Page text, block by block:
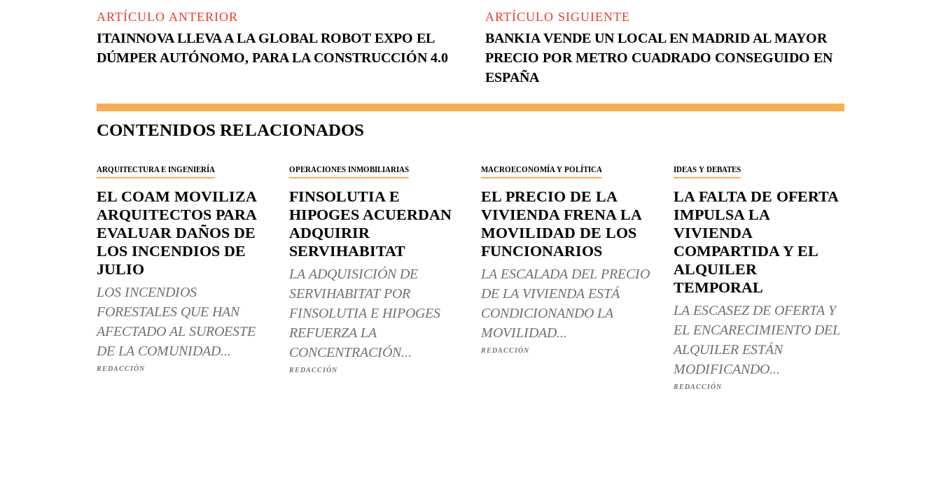
ARTÍCULO ANTERIOR
ITAINNOVA LLEVA A LA GLOBAL ROBOT EXPO EL
DÚMPER AUTÓNOMO, PARA LA CONSTRUCCIÓN 4.0
ARTÍCULO SIGUIENTE
BANKIA VENDE UN LOCAL EN MADRID AL MAYOR
PRECIO POR METRO CUADRADO CONSEGUIDO EN
ESPAÑA
CONTENIDOS RELACIONADOS
ARQUITECTURA E INGENIERÍA
EL COAM MOVILIZA
ARQUITECTOS PARA
EVALUAR DAÑOS DE
LOS INCENDIOS DE
JULIO
LOS INCENDIOS
FORESTALES QUE HAN
AFECTADO AL SUROESTE
DE LA COMUNIDAD...
REDACCIÓN
OPERACIONES INMOBILIARIAS
FINSOLUTIA E
HIPOGES ACUERDAN
ADQUIRIR
SERVIHABITAT
LA ADQUISICIÓN DE
SERVIHABITAT POR
FINSOLUTIA E HIPOGES
REFUERZA LA
CONCENTRACIÓN...
REDACCIÓN
MACROECONOMÍA Y POLÍTICA
EL PRECIO DE LA
VIVIENDA FRENA LA
MOVILIDAD DE LOS
FUNCIONARIOS
LA ESCALADA DEL PRECIO
DE LA VIVIENDA ESTÁ
CONDICIONANDO LA
MOVILIDAD...
REDACCIÓN
IDEAS Y DEBATES
LA FALTA DE OFERTA
IMPULSA LA
VIVIENDA
COMPARTIDA Y EL
ALQUILER
TEMPORAL
LA ESCASEZ DE OFERTA Y
EL ENCARECIMIENTO DEL
ALQUILER ESTÁN
MODIFICANDO...
REDACCIÓN